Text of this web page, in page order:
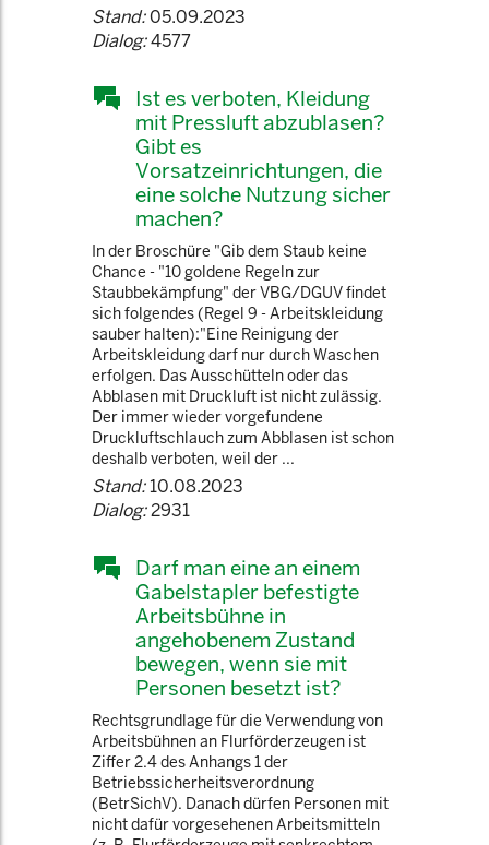
Stand:05.09.2023
Dialog:4577
Ist es verboten, Kleidung
mit Pressluft abzublasen?
Gibt es
Vorsatzeinrichtungen, die
eine solche Nutzung sicher
machen?
In der Broschüre "Gib dem Staub keine
Chance - "10 goldene Regeln zur
Staubbekämpfung" der VBG/DGUV findet
sich folgendes (Regel 9 - Arbeitskleidung
sauber halten):"Eine Reinigung der
Arbeitskleidung darf nur durch Waschen
erfolgen. Das Ausschütteln oder das
Abblasen mit Druckluft ist nicht zulässig.
Der immer wieder vorgefundene
Druckluftschlauch zum Abblasen ist schon
deshalb verboten, weil der ...
Stand:10.08.2023
Dialog:2931
Darf man eine an einem
Gabelstapler befestigte
Arbeitsbühne in
angehobenem Zustand
bewegen, wenn sie mit
Personen besetzt ist?
Rechtsgrundlage für die Verwendung von
Arbeitsbühnen an Flurförderzeugen ist
Ziffer 2.4 des Anhangs 1 der
Betriebssicherheitsverordnung
(BetrSichV). Danach dürfen Personen mit
nicht dafür vorgesehenen Arbeitsmitteln